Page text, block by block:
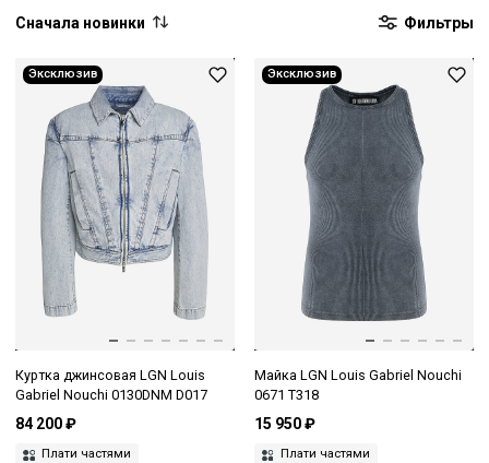
Сначала новинки Фильтры
Эксклюзив
Куртка джинсовая LGN Louis
Gabriel Nouchi 0130DNM D017
84 200 ₽
Плати частями
Эксклюзив
Майка LGN Louis Gabriel Nouchi
0671 T318
15 950 ₽
Плати частями